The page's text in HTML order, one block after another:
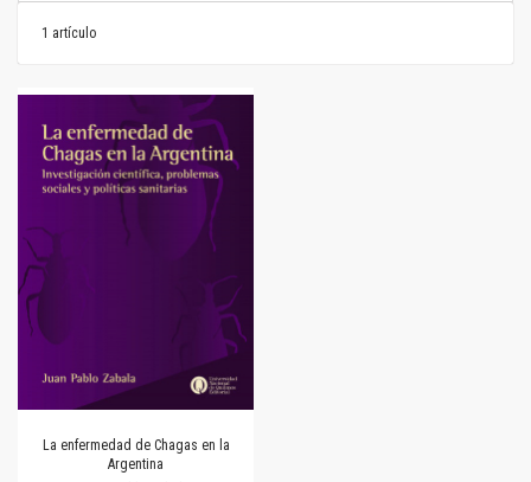
1 artículo
La enfermedad de Chagas en la
Argentina